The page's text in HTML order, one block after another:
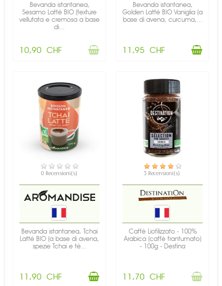
Bevanda istantanea,
Sesamo Latté BIO (texture
vellutata e cremosa a base
di...
10,90 CHF
Bevanda istantanea,
Golden Latté BIO Vaniglia (a
base di avena, curcuma,...
11,95 CHF
DISPONIBILE
0 Recensioni(s)
Bevanda istantanea, Tchai
Latté BIO (a base di avena,
spezie Tchai e tè...
11,90 CHF
NON DISPONIBILE
3 Recensioni(s)
Caffè Liofilizzato - 100%
Arabica (caffè frantumato)
- 100g - Destina
11,70 CHF